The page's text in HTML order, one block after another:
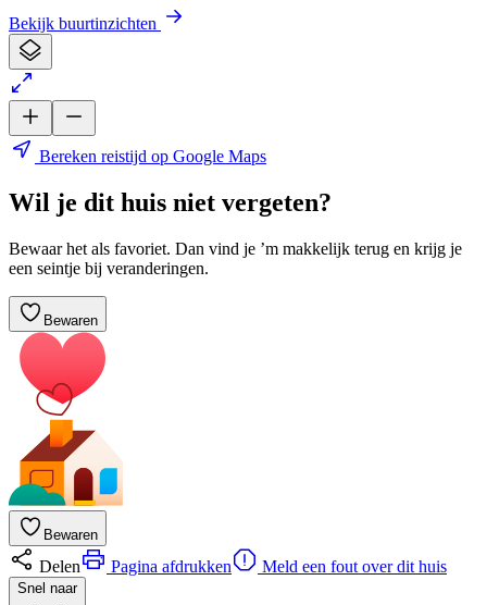
Bekijk buurtinzichten
Bereken reistijd op Google Maps
Wil je dit huis niet vergeten?
Bewaar het als favoriet. Dan vind je ’m makkelijk terug en krijg je
een seintje bij veranderingen.
Bewaren
Bewaren
Delen Pagina afdrukken Meld een fout over dit huis
Snel naar